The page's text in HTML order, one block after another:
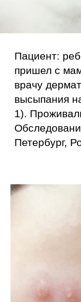
Пациент:
пришел с
врачу
высыпания
1).
Петербург,